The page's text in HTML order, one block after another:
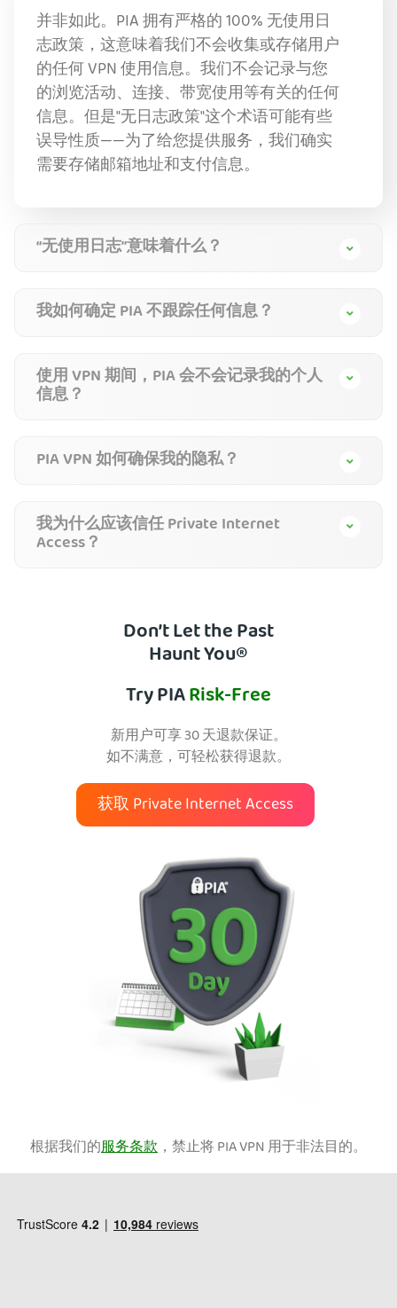
并非如此。PIA 拥有严格的 100% 无使用日
志政策，这意味着我们不会收集或存储用户
的任何 VPN 使用信息。我们不会记录与您
的浏览活动、连接、带宽使用等有关的任何
信息。但是"无日志政策"这个术语可能有些
误导性质——为了给您提供服务，我们确实
需要存储邮箱地址和支付信息。
“无使用日志”意味着什么？
我如何确定 PIA 不跟踪任何信息？
使用 VPN 期间，PIA 会不会记录我的个人
信息？
PIA VPN 如何确保我的隐私？
我为什么应该信任 Private Internet
Access？
Don’t Let the Past
Haunt You®
Try PIARisk-Free
新用户可享 30 天退款保证。
如不满意，可轻松获得退款。
获取 Private Internet Access
根据我们的服务条款 ，禁止将 PIA VPN 用于非法目的。